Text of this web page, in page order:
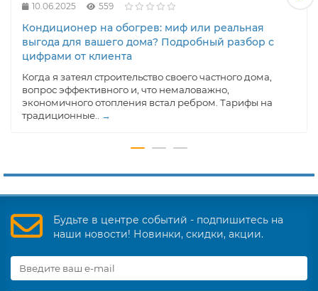
10.06.2025 559
Кондиционер на обогрев: миф или реальная
выгода для вашего дома? Подробный разбор с
цифрами от клиента
Когда я затеял строительство своего частного дома,
вопрос эффективного и, что немаловажно,
экономичного отопления встал ребром. Тарифы на
традиционные..
→
Будьте в центре событий - подпишитесь на
наши новости! Новинки, скидки, акции.